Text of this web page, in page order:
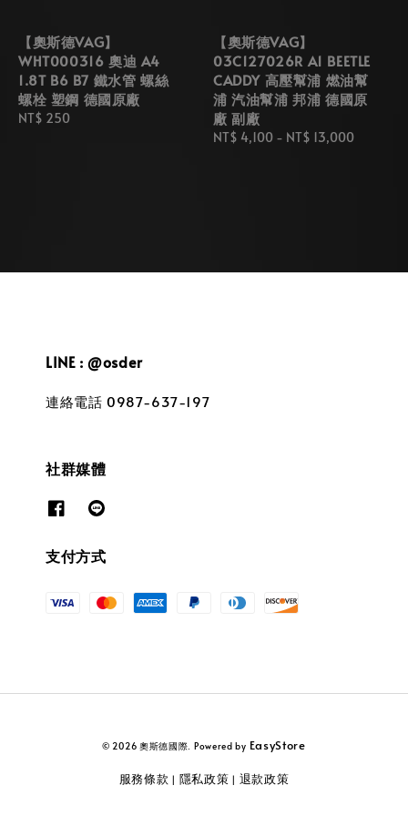
【奧斯德VAG】
WHT000316 奧迪 A4
1.8T B6 B7 鐵水管 螺絲
螺栓 塑鋼 德國原廠
Regular
NT$ 250
【奧斯德VAG】
03C127026R A1 BEETLE
CADDY 高壓幫浦 燃油幫
浦 汽油幫浦 邦浦 德國原
廠 副廠
Regular
NT$ 4,100 - NT$ 13,000
LINE : @osder
連絡電話 0987-637-197
社群媒體
支付方式
© 2026 奧斯德國際. Powered by EasyStore
服務條款 | 隱私政策 | 退款政策